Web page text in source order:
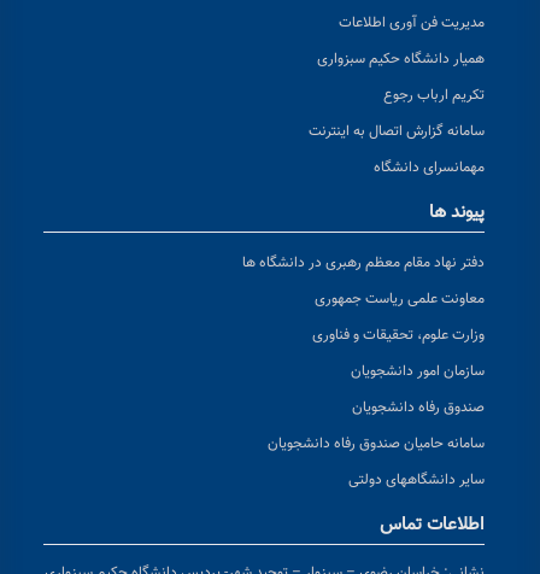
مدیریت فن آوری اطلاعات
همیار دانشگاه حکیم سبزواری
تکریم ارباب رجوع
سامانه گزارش اتصال به اینترنت
مهمانسرای دانشگاه
پیوند ها
دفتر نهاد مقام معظم رهبری در دانشگاه ها
معاونت علمی ریاست جمهوری
وزارت علوم، تحقیقات و فناوری
سازمان امور دانشجویان
صندوق رفاه دانشجویان
سامانه حامیان صندوق رفاه دانشجویان
سایر دانشگاههای دولتی
اطلاعات تماس